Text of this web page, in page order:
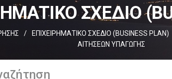
ΣΧΕΔΙΟ
/ EΠΙΧΕΙΡΗΜΑΤΙΚΟ ΣΧΕΔΙΟ (BUSINESS PLAN)
ΑΙΤΗΣΕΩΝ ΥΠΑΓΩΓΗΣ